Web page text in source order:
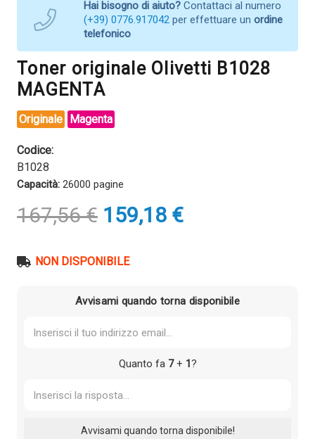
Hai bisogno di aiuto? Contattaci al numero
(+39) 0776.917042 per effettuare un ordine
telefonico
Toner originale Olivetti B1028
MAGENTA
Originale Magenta
Codice:
B1028
Capacità: 26000 pagine
167,56€ Il
prezzo
era:
159,18 €Il
prezzo
NON DISPONIBILE
Avvisami quando torna disponibile
Quanto fa 7+ 1?